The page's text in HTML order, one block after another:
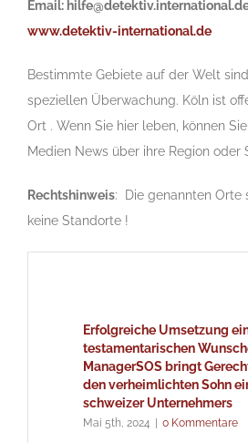
Email:
www.detektiv-international.de
Bestimmte Gebiete auf der Welt
speziellen Überwachung. Köln ist
Ort . Wenn Sie hier leben, können
Medien News über ihre Region oder
Rechtshinweis: Die genannten Orte
keine Standorte !
Erfolgreiche Umsetzung
testamentarischen
ManagerSOS bringt
den verheimlichten Sohn
schweizer Unternehmers
Mai 5th, 2024 | 0 Kommentare